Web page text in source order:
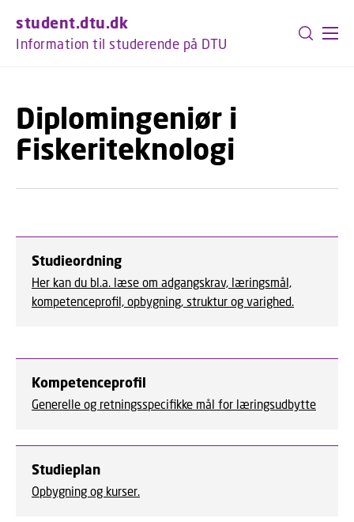
student.dtu.dk
Information til studerende på DTU
Diplomingeniør i
Fiskeriteknologi
Studieordning
Her kan du bl.a. læse om adgangskrav, læringsmål,
kompetenceprofil, opbygning, struktur og varighed.
Kompetenceprofil
Generelle og retningsspecifikke mål for læringsudbytte
Studieplan
Opbygning og kurser.